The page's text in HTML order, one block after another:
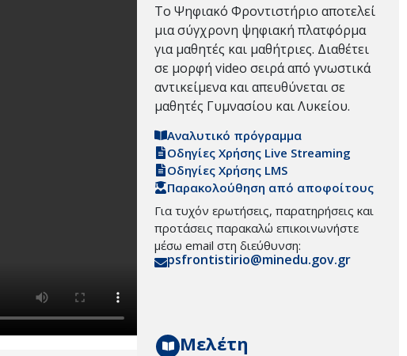
Το Ψηφιακό Φροντιστήριο αποτελεί
μια σύγχρονη ψηφιακή πλατφόρμα
για μαθητές και μαθήτριες. Διαθέτει
σε μορφή video σειρά από γνωστικά
αντικείμενα και απευθύνεται σε
μαθητές Γυμνασίου και Λυκείου.
Αναλυτικό πρόγραμμα
Οδηγίες Χρήσης Live Streaming
Οδηγίες Χρήσης LMS
Παρακολούθηση από αποφοίτους
Για τυχόν ερωτήσεις, παρατηρήσεις και
προτάσεις παρακαλώ επικοινωνήστε
μέσω email στη διεύθυνση:
psfrontistirio@minedu.gov.gr
Μελέτη